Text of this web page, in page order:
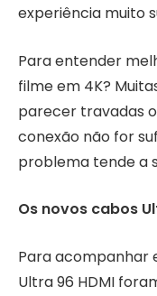
experiência muito
Para entender
filme em 4K?
parecer travadas
conexão não for
problema tende a
Os novos cabos
Para acompanhar
Ultra 96 HDMI